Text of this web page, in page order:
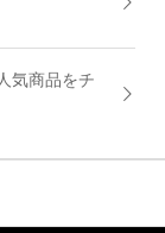
気商品をチ